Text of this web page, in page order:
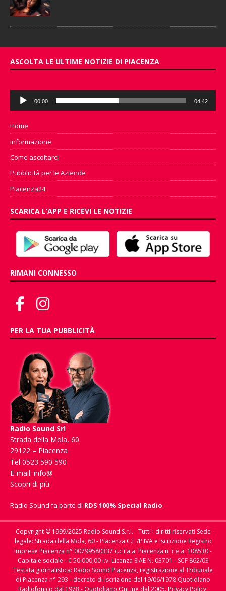
ASCOLTA LE ULTIME NOTIZIE DI PIACENZA
Audio
Player
00:00 04:42
Home
Informazione
Come ascoltarci
Pubblicità per le Aziende
Piacenza24
SCARICA L’APP E RICEVI LE NOTIZIE
RIMANI CONNESSO
PER LA TUA PUBBLICITÀ
Radio Sound Srl
Strada della Mola, 60
29122 – Piacenza
Tel 0523 590 590
E-mail: info@
Scopri di più
Radio Sound fa parte di RDS 100% Special Radio.
Copyright © 1999/2025 Radio Sound S.r.l. - Tutti i diritti riservati Sede
legale: Strada della Mola, 60 - Piacenza C.F./P.IVA e iscrizione Registro
Imprese Piacenza n° 00799580337 c.c.i.a.a. Piacenza n. r.e.a. 108530 -
Capitale sociale - € 50.000,00 i.v. Licenza SIAE N. 03701 - SCF 862/03
Testata giornalistica: Radio Sound Piacenza, registrazione al Tribunale
di Piacenza n° 293 - decreto di iscrizione del 19/06/1978 Quotidiano